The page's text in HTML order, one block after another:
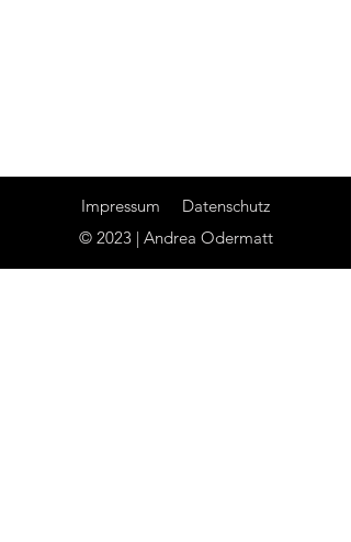
Impressum
Datenschutz
© 2023 | Andrea Odermatt